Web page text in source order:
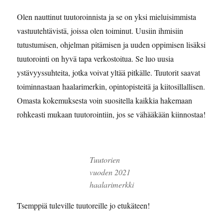
Olen nauttinut tuutoroinnista ja se on yksi mieluisimmista
vastuutehtävistä, joissa olen toiminut. Uusiin ihmisiin
tutustumisen, ohjelman pitämisen ja uuden oppimisen lisäksi
tuutorointi on hyvä tapa verkostoitua. Se luo uusia
ystävyyssuhteita, jotka voivat yltää pitkälle. Tuutorit saavat
toiminnastaan haalarimerkin, opintopisteitä ja kiitosillallisen.
Omasta kokemuksesta voin suositella kaikkia hakemaan
rohkeasti mukaan tuutorointiin, jos se vähääkään kiinnostaa!
Tuutorien
vuoden 2021
haalarimerkki
Tsemppiä tuleville tuutoreille jo etukäteen!